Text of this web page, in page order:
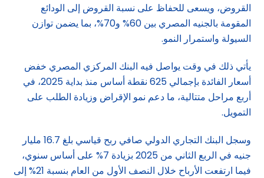
القروض، ويسعى للحفاظ على نسبة القروض إلى الودائع
المقومة بالجنيه المصري بين 60% و70%، بما يضمن توازن
السيولة واستمرار النمو.
يأتي ذلك في وقت يواصل فيه البنك المركزي المصري خفض
أسعار الفائدة بإجمالي 625 نقطة أساس منذ بداية 2025، في
أربع مراحل متتالية، ما دعم نمو الإقراض وزيادة الطلب على
التمويل.
وسجل البنك التجاري الدولي صافي ربح قياسي بلغ 16.7 مليار
جنيه في الربع الثاني من 2025 بزيادة 7% على أساس سنوي،
فيما ارتفعت الأرباح خلال النصف الأول من العام بنسبة 21% إلى